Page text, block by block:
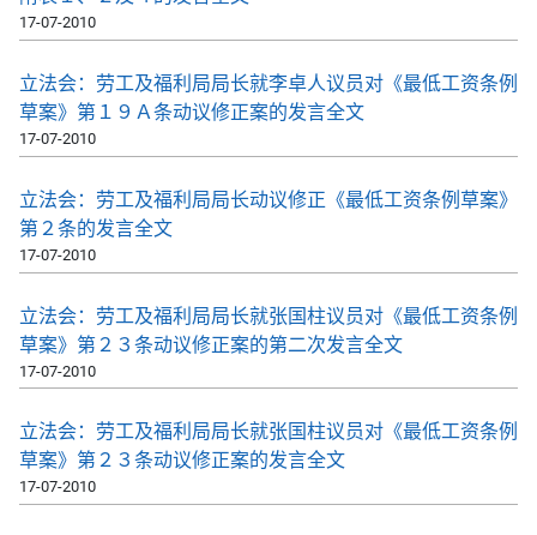
17-07-2010
立法会：劳工及福利局局长就李卓人议员对《最低工资条例
草案》第１９Ａ条动议修正案的发言全文
17-07-2010
立法会：劳工及福利局局长动议修正《最低工资条例草案》
第２条的发言全文
17-07-2010
立法会：劳工及福利局局长就张国柱议员对《最低工资条例
草案》第２３条动议修正案的第二次发言全文
17-07-2010
立法会：劳工及福利局局长就张国柱议员对《最低工资条例
草案》第２３条动议修正案的发言全文
17-07-2010